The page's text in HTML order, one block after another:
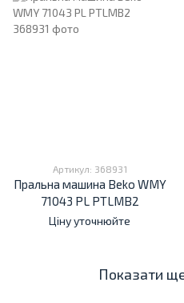
Артикул: 368931
Пральна машина Beko WMY
71043 PL PTLMB2
Ціну уточнюйте
Показати